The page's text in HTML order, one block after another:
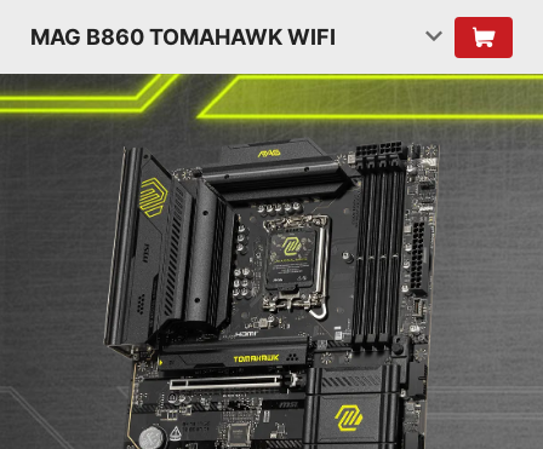
MAG B860 TOMAHAWK WIFI